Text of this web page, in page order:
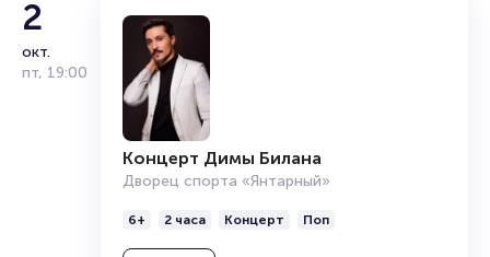
Подробнее о том, как вернуть, сдать или продать билет
читайте в разделах:
Продать билет
2
окт.
пт, 19:00
Концерт Димы Билана
Дворец спорта «Янтарный»
6+ 2 часа Концерт Поп